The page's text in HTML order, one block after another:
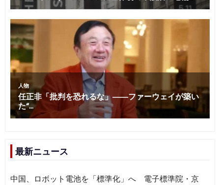
最新ニュース
中国、ロボット電池を「標準化」へ 電子標準院・京